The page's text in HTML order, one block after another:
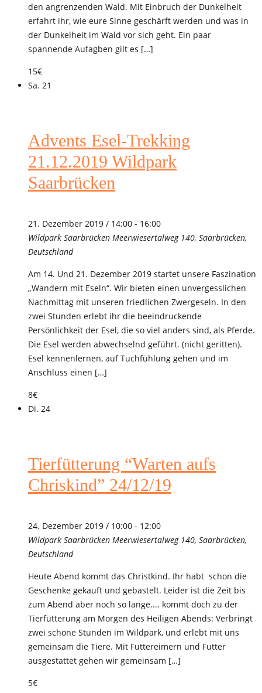
den angrenzenden Wald. Mit Einbruch der Dunkelheit
erfahrt ihr, wie eure Sinne geschärft werden und was in
der Dunkelheit im Wald vor sich geht. Ein paar
spannende Aufagben gilt es […]
15€
Sa. 21
Advents Esel-Trekking
21.12.2019 Wildpark
Saarbrücken
21. Dezember 2019 / 14:00 - 16:00
Wildpark Saarbrücken Meerwiesertalweg 140, Saarbrücken,
Deutschland
Am 14. Und 21. Dezember 2019 startet unsere Faszination
„Wandern mit Eseln“. Wir bieten einen unvergesslichen
Nachmittag mit unseren friedlichen Zwergeseln. In den
zwei Stunden erlebt ihr die beeindruckende
Persönlichkeit der Esel, die so viel anders sind, als Pferde.
Die Esel werden abwechselnd geführt. (nicht geritten).
Esel kennenlernen, auf Tuchfühlung gehen und im
Anschluss einen […]
8€
Di. 24
Tierfütterung “Warten aufs
Chriskind” 24/12/19
24. Dezember 2019 / 10:00 - 12:00
Wildpark Saarbrücken Meerwiesertalweg 140, Saarbrücken,
Deutschland
Heute Abend kommt das Christkind. Ihr habt schon die
Geschenke gekauft und gebastelt. Leider ist die Zeit bis
zum Abend aber noch so lange.... kommt doch zu der
Tierfütterung am Morgen des Heiligen Abends: Verbringt
zwei schöne Stunden im Wildpark, und erlebt mit uns
gemeinsam die Tiere. Mit Futtereimern und Futter
ausgestattet gehen wir gemeinsam […]
5€